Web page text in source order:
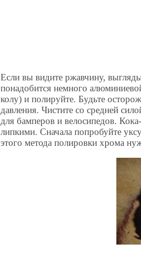
Если вы видите ржавчину,
понадобится немного
колу) и полируйте. Будьте
давления. Чистите со средней
для бамперов и велосипедов.
липкими. Сначала попробуйте
этого метода полировки хрома